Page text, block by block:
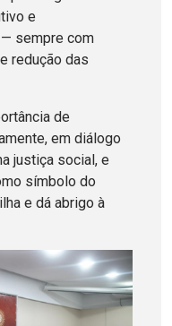
e
sempre com
redução das
de
em diálogo
justiça social, e
símbolo do
e dá abrigo à